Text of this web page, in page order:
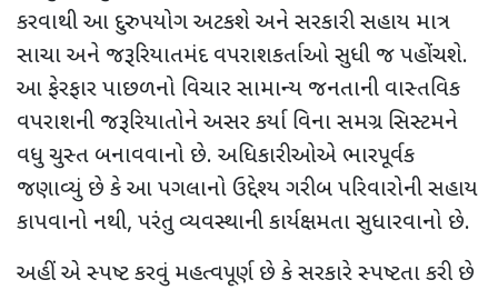
કરવાથી આ દુરુપયોગ અટકશે અને સરકારી સહાય માત્ર
સાચા અને જરૂરિયાતમંદ વપરાશકર્તાઓ સુધી જ પહોંચશે.
આ ફેરફાર પાછળનો વિચાર સામાન્ય જનતાની વાસ્તવિક
વપરાશની જરૂરિયાતોને અસર કર્યા વિના સમગ્ર સિસ્ટમને
વધુ ચુસ્ત બનાવવાનો છે. અધિકારીઓએ ભારપૂર્વક
જણાવ્યું છે કે આ પગલાનો ઉદ્દેશ્ય ગરીબ પરિવારોની સહાય
કાપવાનો નથી, પરંતુ વ્યવસ્થાની કાર્યક્ષમતા સુધારવાનો છે.
અહીં એ સ્પષ્ટ કરવું મહત્વપૂર્ણ છે કે સરકારે સ્પષ્ટતા કરી છે